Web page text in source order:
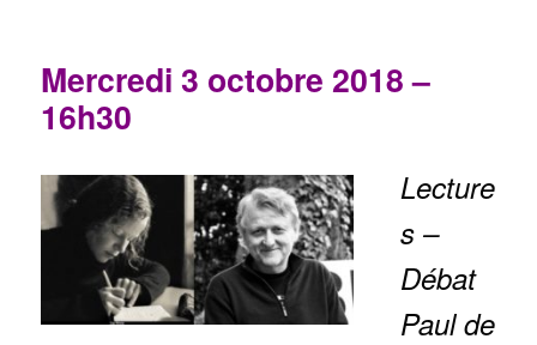
Mercredi 3 octobre 2018 –
16h30
Lecture
s –
Débat
Paul de